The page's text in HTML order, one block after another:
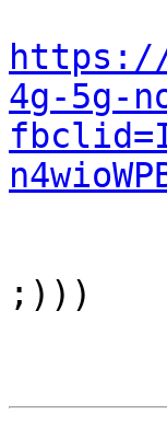
https://
4g-5g-
;)))